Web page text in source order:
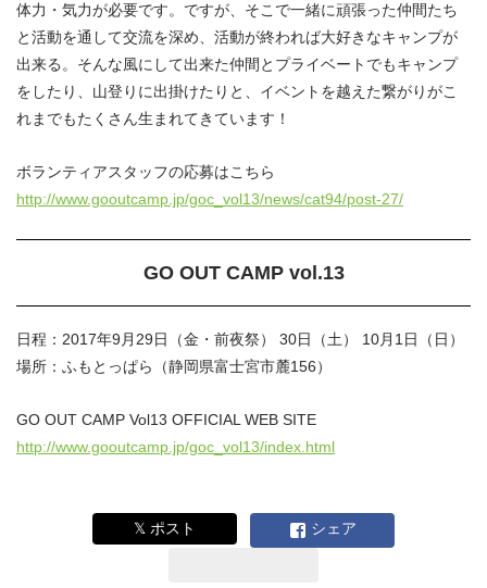
体力・気力が必要です。ですが、そこで一緒に頑張った仲間たち
と活動を通して交流を深め、活動が終われば大好きなキャンプが
出来る。そんな風にして出来た仲間とプライベートでもキャンプ
をしたり、山登りに出掛けたりと、イベントを越えた繋がりがこ
れまでもたくさん生まれてきています！
ボランティアスタッフの応募はこちら
http://www.gooutcamp.jp/goc_vol13/news/cat94/post-27/
GO OUT CAMP vol.13
日程：2017年9月29日（金・前夜祭） 30日（土） 10月1日（日）
場所：ふもとっぱら（静岡県富士宮市麓156）
GO OUT CAMP Vol13 OFFICIAL WEB SITE
http://www.gooutcamp.jp/goc_vol13/index.html
𝕏 ポスト シェア